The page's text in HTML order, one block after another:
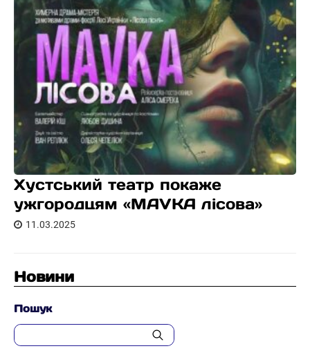
Хустський театр покаже
ужгородцям «MAVKA лісова»
11.03.2025
Новини
Пошук